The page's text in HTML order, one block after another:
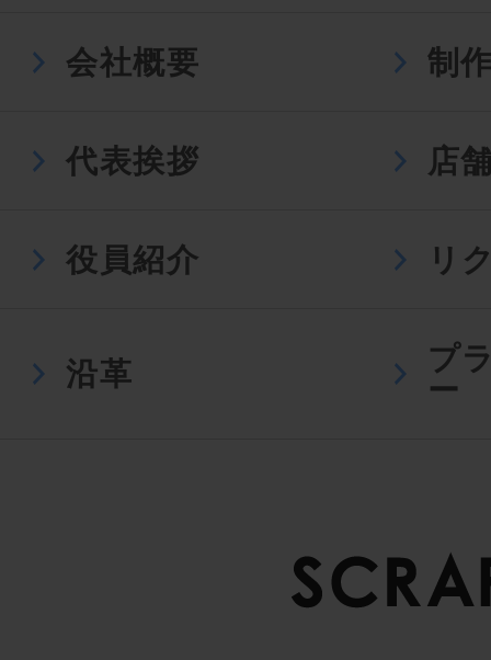
会社概要 制
代表挨拶 店
役員紹介 リ
沿革
プ
ー